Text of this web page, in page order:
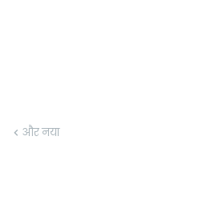
और नया